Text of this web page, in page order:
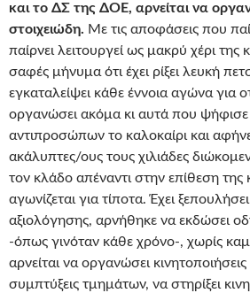
και το ΔΣ της ΔΟΕ, αρνείται να
στοιχειώδη. Με τις αποφάσεις που
παίρνει λειτουργεί ως μακρύ χέρι της
σαφές μήνυμα ότι έχει ρίξει λευκή
εγκαταλείψει κάθε έννοια αγώνα για
οργανώσει ακόμα κι αυτά που
αντιπροσώπων το καλοκαίρι και
ακάλυπτες/ους τους χιλιάδες
τον κλάδο απέναντι στην επίθεση
αγωνίζεται για τίποτα. Έχει
αξιολόγησης, αρνήθηκε να εκδώσει
-όπως γινόταν κάθε χρόνο-, χωρίς
αρνείται να οργανώσει κινητοποιήσεις
συμπτύξεις τμημάτων, να στηρίξει